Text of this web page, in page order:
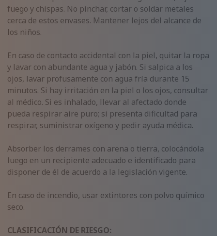
fuego y chispas. No pinchar, cortar o soldar metales
cerca de estos envases. Mantener lejos del alcance de
los niños.
En caso de contacto accidental con la piel, quitar la ropa
y lavar con abundante agua y jabón. Si salpica a los
ojos, lavar profusamente con agua fría durante 15
minutos. Si hay irritación en la piel o los ojos, consultar
al médico. Si es inhalado, llevar al afectado donde
pueda respirar aire puro; si presenta dificultad para
respirar, suministrar oxígeno y pedir ayuda médica.
Absorber los derrames con arena o tierra, colocándola
luego en un recipiente adecuado e identificado para
disponer de él de acuerdo a la legislación vigente.
En caso de incendio, usar extintores con polvo químico
seco.
CLASIFICACIÓN DE RIESGO: